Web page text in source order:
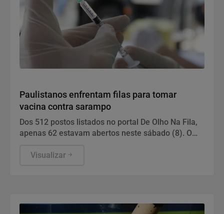
Paulistanos enfrentam filas para tomar
vacina contra sarampo
Dos 512 postos listados no portal De Olho Na Fila,
apenas 62 estavam abertos neste sábado (8). O
segunda a sexta-feira.
Visualizar